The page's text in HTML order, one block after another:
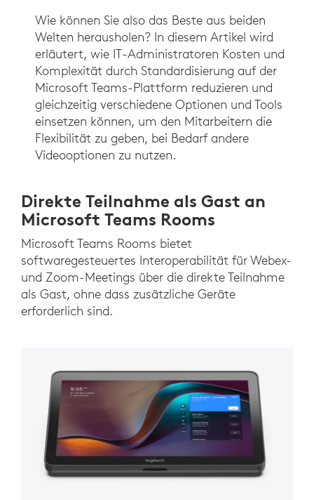
Wie können Sie also das Beste aus beiden
Welten herausholen? In diesem Artikel wird
erläutert, wie IT-Administratoren Kosten und
Komplexität durch Standardisierung auf der
Microsoft Teams-Plattform reduzieren und
gleichzeitig verschiedene Optionen und Tools
einsetzen können, um den Mitarbeitern die
Flexibilität zu geben, bei Bedarf andere
Videooptionen zu nutzen.
Direkte Teilnahme als Gast an
Microsoft Teams Rooms
Microsoft Teams Rooms bietet
softwaregesteuertes Interoperabilität für Webex-
und Zoom-Meetings über die direkte Teilnahme
als Gast, ohne dass zusätzliche Geräte
erforderlich sind.